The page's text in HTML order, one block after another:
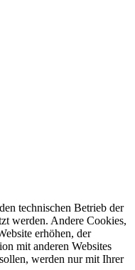
technischen Betrieb der
werden. Andere Cookies,
erhöhen, der
mit anderen Websites
werden nur mit Ihrer